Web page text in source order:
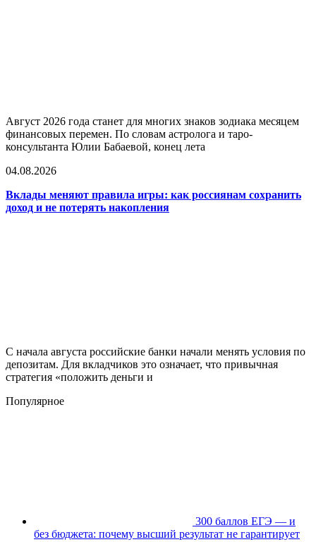
Август 2026 года станет для многих знаков зодиака месяцем
финансовых перемен. По словам астролога и таро-
консультанта Юлии Бабаевой, конец лета
04.08.2026
Вклады меняют правила игры: как россиянам сохранить
доход и не потерять накопления
С начала августа российские банки начали менять условия по
депозитам. Для вкладчиков это означает, что привычная
стратегия «положить деньги и
Популярное
300 баллов ЕГЭ — и
без бюджета: почему высший результат не гарантирует